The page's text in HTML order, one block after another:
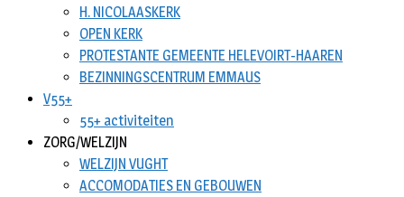
H. NICOLAASKERK
OPEN KERK
PROTESTANTE GEMEENTE HELEVOIRT-HAAREN
BEZINNINGSCENTRUM EMMAUS
V55+
55+ activiteiten
ZORG/WELZIJN
WELZIJN VUGHT
ACCOMODATIES EN GEBOUWEN